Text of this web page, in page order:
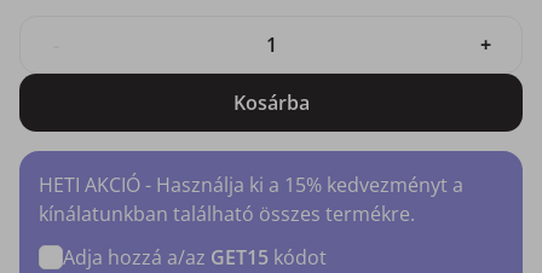
+
Kosárba
HETI AKCIÓ - Használja ki a 15% kedvezményt a
kínálatunkban található összes termékre.
Adja hozzá a/az GET15 kódot